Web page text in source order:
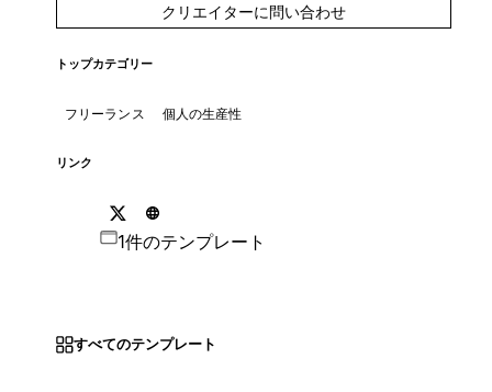
クリエイターに問い合わせ
トップカテゴリー
フリーランス 個人の生産性
リンク
1件のテンプレート
すべてのテンプレート